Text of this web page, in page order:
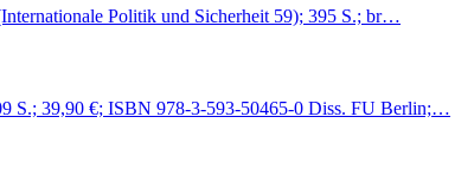
Politik und Sicherheit 59); 395 S.; br…
S.; 39,90 €; ISBN 978-3-593-50465-0 Diss. FU Berlin;…